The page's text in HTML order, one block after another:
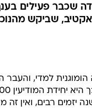
שכבר פעילים
שביקש
הומוגנית למדי,
יזמים רבים, ואין זה